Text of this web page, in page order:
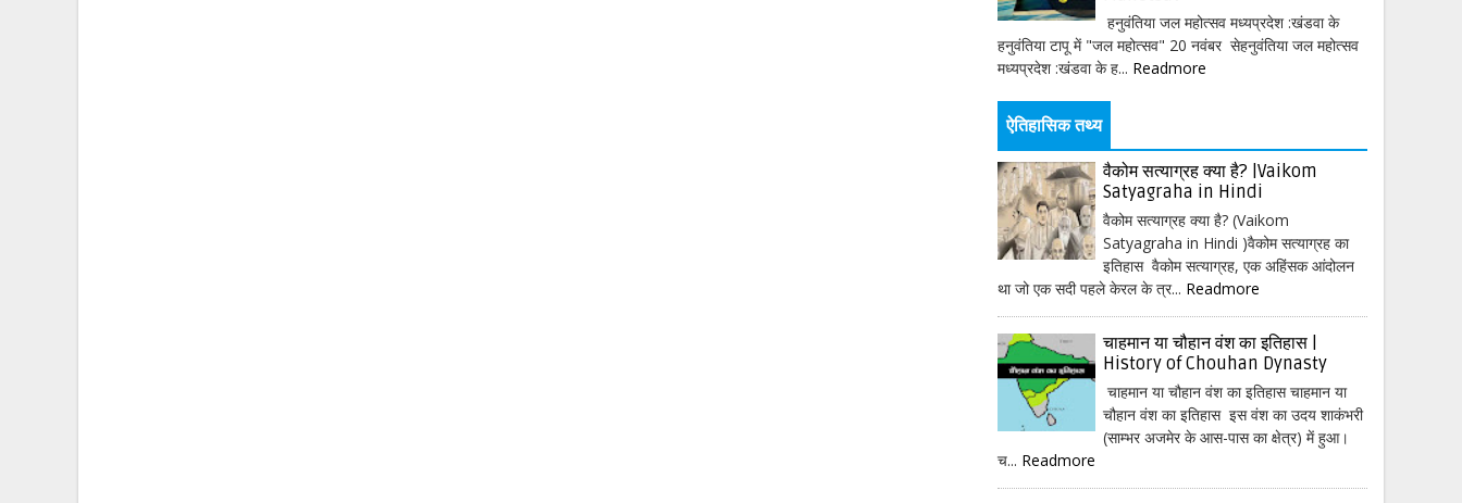
हनुवंतिया जल महोत्सव मध्यप्रदेश :खंडवा के
हनुवंतिया टापू में "जल महोत्सव" 20 नवंबर सेहनुवंतिया जल महोत्सव
मध्यप्रदेश :खंडवा के ह... Readmore
ऐतिहासिक तथ्य
वैकोम सत्याग्रह क्या है? |Vaikom
Satyagraha in Hindi
वैकोम सत्याग्रह क्या है? (Vaikom
Satyagraha in Hindi )वैकोम सत्याग्रह का
इतिहास वैकोम सत्याग्रह, एक अहिंसक आंदोलन
था जो एक सदी पहले केरल के त्र... Readmore
चाहमान या चौहान वंश का इतिहास |
History of Chouhan Dynasty
चाहमान या चौहान वंश का इतिहास चाहमान या
चौहान वंश का इतिहास इस वंश का उदय शाकंभरी
(साम्भर अजमेर के आस-पास का क्षेत्र) में हुआ।
च... Readmore